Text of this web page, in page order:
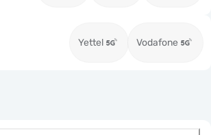
Yettel Vodafone